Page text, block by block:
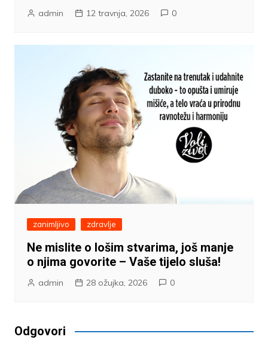
admin 12 travnja, 2026 0
zanimljivo zdravlje
Ne mislite o lošim stvarima, još manje
o njima govorite – Vaše tijelo sluša!
admin 28 ožujka, 2026 0
Odgovori